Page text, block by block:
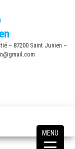
– 87200 Saint Junien –
MENU